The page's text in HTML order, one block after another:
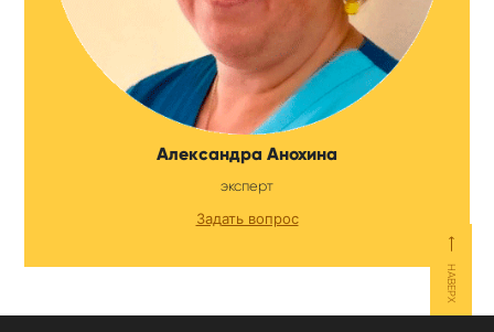
Александра Анохина
эксперт
Задать вопрос
⟵
НАВЕРХ